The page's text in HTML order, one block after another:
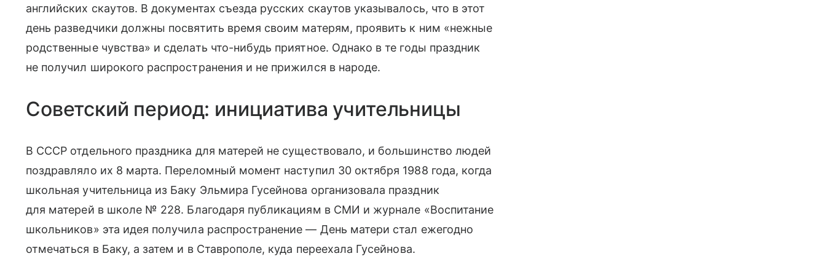
английских скаутов. В документах съезда русских скаутов указывалось, что в этот
день разведчики должны посвятить время своим матерям, проявить к ним «нежные
родственные чувства» и сделать что-нибудь приятное. Однако в те годы праздник
не получил широкого распространения и не прижился в народе.
Советский период: инициатива учительницы
В СССР отдельного праздника для матерей не существовало, и большинство людей
поздравляло их 8 марта. Переломный момент наступил 30 октября 1988 года, когда
школьная учительница из Баку Эльмира Гусейнова организовала праздник
для матерей в школе № 228. Благодаря публикациям в СМИ и журнале «Воспитание
школьников» эта идея получила распространение — День матери стал ежегодно
отмечаться в Баку, а затем и в Ставрополе, куда переехала Гусейнова.